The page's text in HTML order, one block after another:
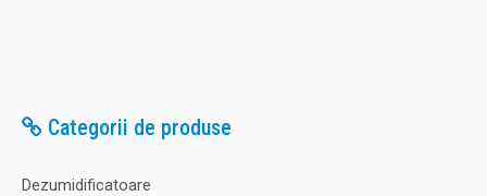
Categorii de produse
Dezumidificatoare